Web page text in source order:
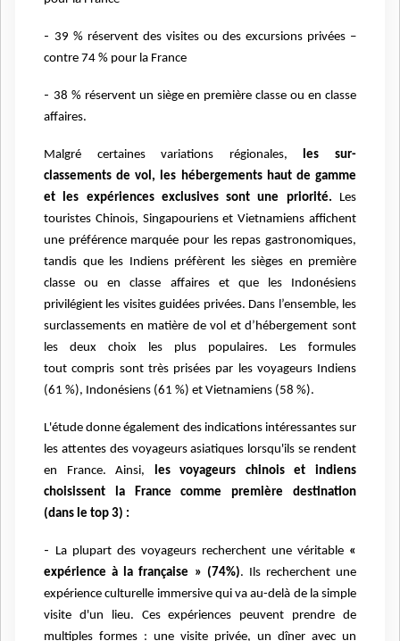
- 39 % réservent des visites ou des excursions privées –
contre 74 % pour la France
- 38 % réservent un siège en première classe ou en classe
affaires.
Malgré certaines variations régionales, les sur-
classements de vol, les hébergements haut de gamme
et les expériences exclusives sont une priorité. Les
touristes Chinois, Singapouriens et Vietnamiens affichent
une préférence marquée pour les repas gastronomiques,
tandis que les Indiens préfèrent les sièges en première
classeou en classe affaires et que les Indonésiens
privilégient les visites guidées privées. Dans l’ensemble, les
surclassements en matière de vol et d’hébergement sont
les deux choix les plus populaires. Les formules
toutcompris sont très prisées par les voyageurs Indiens
(61 %), Indonésiens (61 %) et Vietnamiens (58 %).
L'étude donne également des indications intéressantes sur
les attentes des voyageurs asiatiques lorsqu'ils se rendent
en France. Ainsi, les voyageurs chinois et indiens
choisissent la France comme première destination
(dans le top 3) :
- La plupart des voyageurs recherchent une véritable «
expérience à la française » (74%). Ils recherchent une
expérience culturelle immersive qui va au-delà de la simple
visite d'un lieu. Ces expériences peuvent prendre de
multiples formes : une visite privée, un dîner avec un